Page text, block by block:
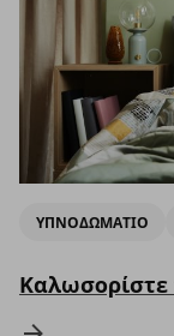
ΥΠΝΟΔΩΜΑΤΙΟ
Καλωσορίστε